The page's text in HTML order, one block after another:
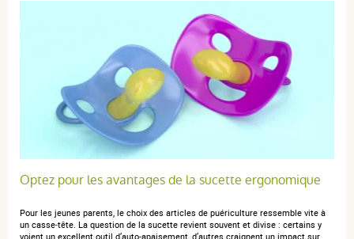
Optez pour les avantages de la sucette ergonomique
Pour les jeunes parents, le choix des articles de puériculture ressemble vite à
un casse‑tête. La question de la sucette revient souvent et divise : certains y
voient un excellent outil d’auto‑apaisement, d’autres craignent un impact sur